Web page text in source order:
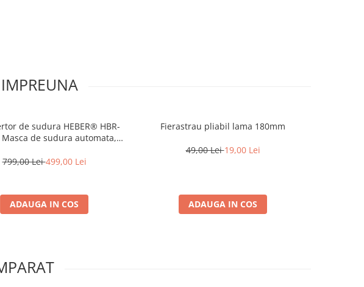
de sudura HEBER® HBR-
Masca de sudura automata,
799,00 Lei499,00 Lei
ADAUGA IN COS
Fierastrau pliabil lama 180mm
49,00 Lei19,00 Lei
ADAUGA IN COS